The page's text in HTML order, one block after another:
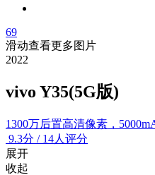
69
滑动查看更多图片
2022
vivo Y35(5G版)
1300万后置高清像素，
9.3分 / 14人评分
展开
收起